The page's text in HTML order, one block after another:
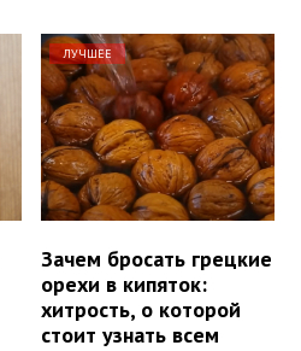
ЛУЧШЕЕ
Зачем бросать грецкие
орехи в кипяток:
хитрость, о которой
стоит узнать всем